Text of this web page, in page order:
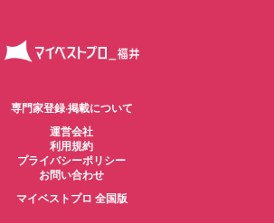
専門家登録·掲載について
運営会社
利用規約
プライバシーポリシー
お問い合わせ
マイベストプロ 全国版